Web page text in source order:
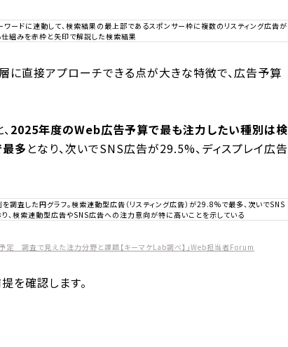
直接アプローチできる点が大きな特徴で、広告予算
2025年度のWeb広告予算で最も注力したい種別は検
多 となり、次いでSNS広告が29.5%、ディスプレイ広告
調査で見えた注力分野と課題【キーマケLab調べ】」Web担当者Forum
を確認します。